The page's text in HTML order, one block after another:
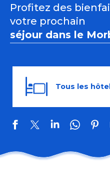
Profitez des
votre prochain
séjour dans le
Tous les